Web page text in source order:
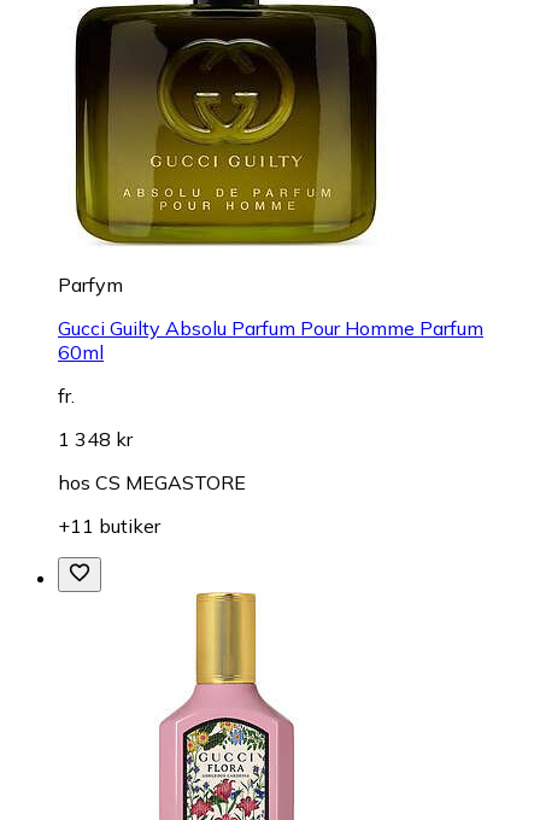
Parfym
Gucci Guilty Absolu Parfum Pour Homme Parfum
60ml
fr.
1 348 kr
hos CS MEGASTORE
+11 butiker